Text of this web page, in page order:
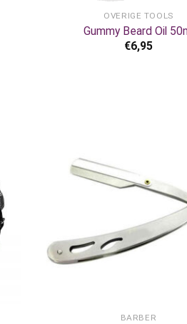
OVERIGE TOOLS
Gummy Beard Oil
€6,95
BARBER